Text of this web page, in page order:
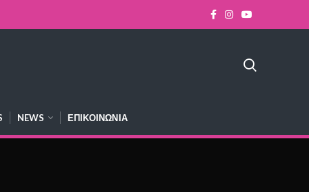
NEWS ΕΠΙΚΟΙΝΩΝΊΑ